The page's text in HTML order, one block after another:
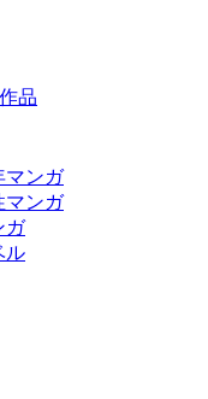
品
マンガ
マンガ
ガ
ル